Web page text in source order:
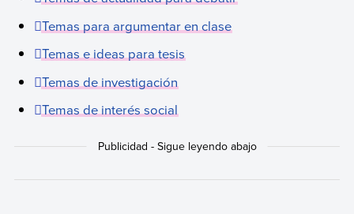
Temas para argumentar en clase
Temas e ideas para tesis
Temas de investigación
Temas de interés social